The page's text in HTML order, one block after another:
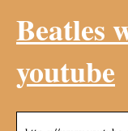
Beatles
youtube